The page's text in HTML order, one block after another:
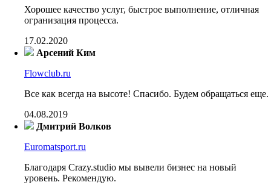
Хорошее качество услуг, быстрое выполнение, отличная
огранизация процесса.
17.02.2020
Арсений Ким
Flowclub.ru
Все как всегда на высоте! Спасибо. Будем обращаться еще.
04.08.2019
Дмитрий Волков
Euromatsport.ru
Благодаря Crazy.studio мы вывели бизнес на новый
уровень. Рекомендую.